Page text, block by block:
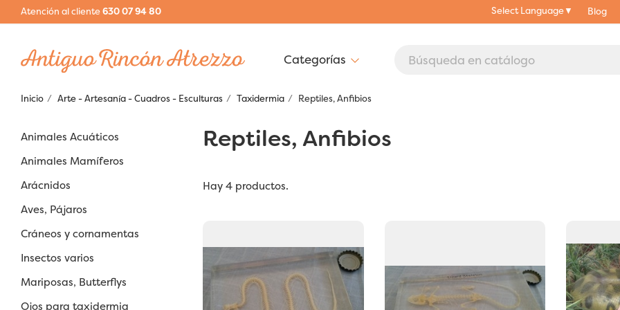
Atención al cliente630 07 94 80 Select Language▼ Blog
Inicio Arte - Artesanía - Cuadros - Esculturas Taxidermia Reptiles, Anfibios
Animales Acuáticos
Animales Mamíferos
Arácnidos
Aves, Pájaros
Cráneos y cornamentas
Insectos varios
Mariposas, Butterflys
Ojos para taxidermia
Reptiles, Anfibios
Hay 4 productos.